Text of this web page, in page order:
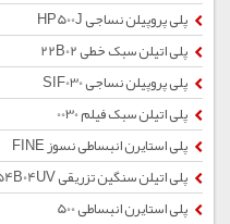
پلی پروپیلن نساجی HP500J
پلی اتیلن سبک خطی 22B02
پلی پروپیلن نساجی SIF030
پلی اتیلن سبک فیلم 0030
پلی استایرن انبساطی نسوز FINE
پلی اتیلن سنگین تزریقی 54B04UV
پلی استایرن انبساطی 500